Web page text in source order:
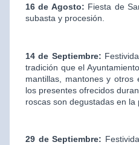
16 de Agosto: Fiesta de
subasta y procesión.
14 de Septiembre:
tradición que el
mantillas, mantones y
los presentes ofrecidos
roscas son degustadas en
29 de Septiembre: